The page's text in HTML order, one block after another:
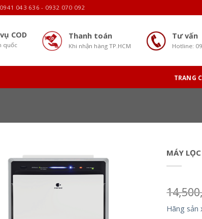
0941 043 636 - 0932 070 092
COD
quốc
Thanh toán
Khi nhận hàng TP.HCM
Tư vấn
Hotline:
TRANG
MÁY
Hãng sản